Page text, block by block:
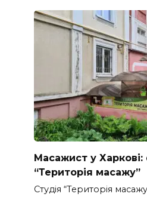
Масажист у Харкові:
“Територія масажу”
Студія “Територія